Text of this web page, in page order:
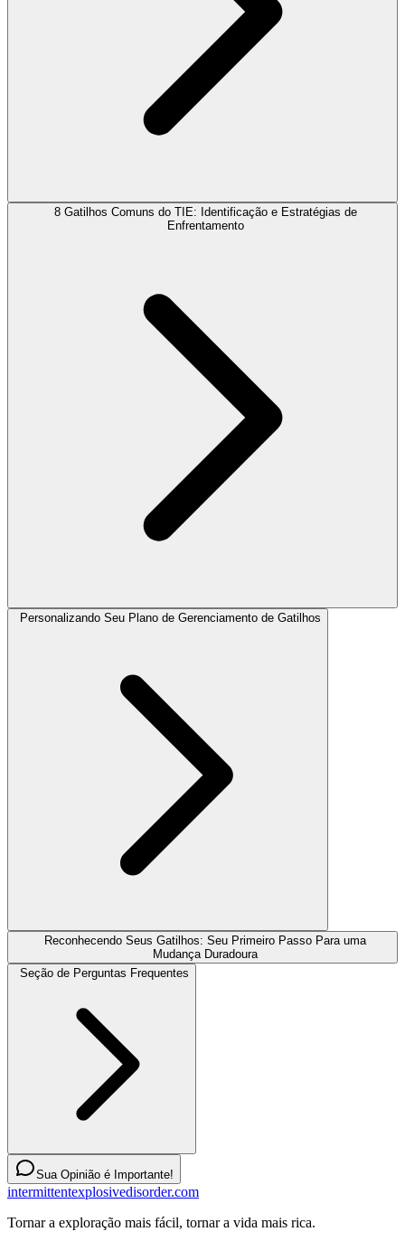
8 Gatilhos Comuns do TIE: Identificação e Estratégias de
Enfrentamento
Personalizando Seu Plano de Gerenciamento de Gatilhos
Reconhecendo Seus Gatilhos: Seu Primeiro Passo Para uma
Mudança Duradoura
Seção de Perguntas Frequentes
Sua Opinião é Importante!
intermittentexplosivedisorder.com
Tornar a exploração mais fácil, tornar a vida mais rica.